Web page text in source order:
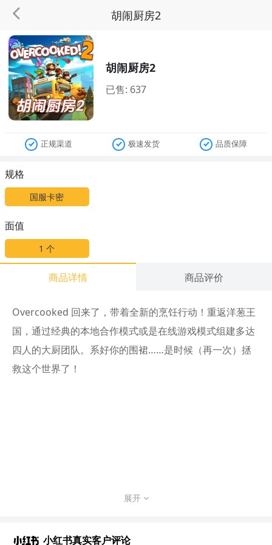
胡闹厨房2
胡闹厨房2
已售: 637
正规渠道 极速发货 品质保障
规格
国服卡密
面值
1个
商品详情 商品评价
Overcooked 回来了，带着全新的烹饪行动！重返洋葱王
国，通过经典的本地合作模式或是在线游戏模式组建多达
四人的大厨团队。系好你的围裙……是时候（再一次）拯
救这个世界了！
展开
小红书真实客户评论